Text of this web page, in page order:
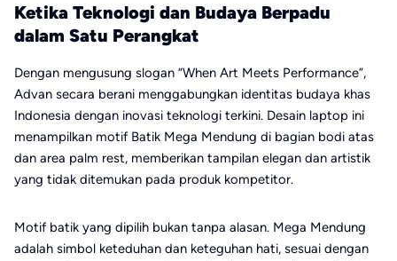
Ketika Teknologi dan Budaya Berpadu
dalam Satu Perangkat
Dengan mengusung slogan “When Art Meets Performance”,
Advan secara berani menggabungkan identitas budaya khas
Indonesia dengan inovasi teknologi terkini. Desain laptop ini
menampilkan motif Batik Mega Mendung di bagian bodi atas
dan area palm rest, memberikan tampilan elegan dan artistik
yang tidak ditemukan pada produk kompetitor.
Motif batik yang dipilih bukan tanpa alasan. Mega Mendung
adalah simbol keteduhan dan keteguhan hati, sesuai dengan